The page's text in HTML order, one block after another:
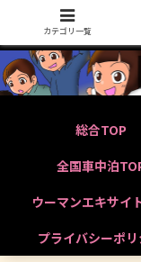
総合TOP
全国車中泊
ウーマンエキサイ
プライバシーポ
カテゴリ一覧